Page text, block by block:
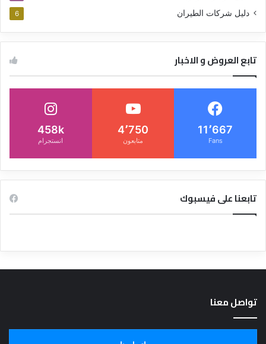
دليل شركات الطيران 6
تابع العروض و الاخبار
11٬667
Fans
4٬750
متابعون
458k
انستجرام
تابعنا على فيسبوك
تواصل معنا